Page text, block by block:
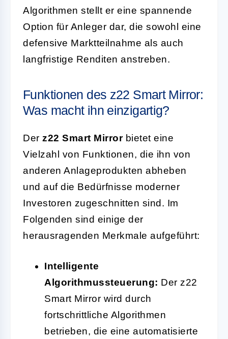
Algorithmen stellt er eine spannende
Option für Anleger dar, die sowohl eine
defensive Marktteilnahme als auch
langfristige Renditen anstreben.
Funktionen des z22 Smart Mirror:
Was macht ihn einzigartig?
Der z22 Smart Mirrorbietet eine
Vielzahl von Funktionen, die ihn von
anderen Anlageprodukten abheben
und auf die Bedürfnisse moderner
Investoren zugeschnitten sind. Im
Folgenden sind einige der
herausragenden Merkmale aufgeführt:
Intelligente
Algorithmussteuerung: Der z22
Smart Mirror wird durch
fortschrittliche Algorithmen
betrieben, die eine automatisierte